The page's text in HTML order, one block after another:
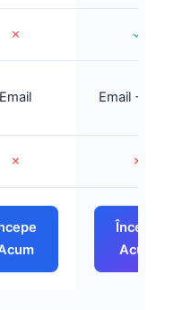
✗ ✓
Email Email +
✗ ✗
Începe
Acum